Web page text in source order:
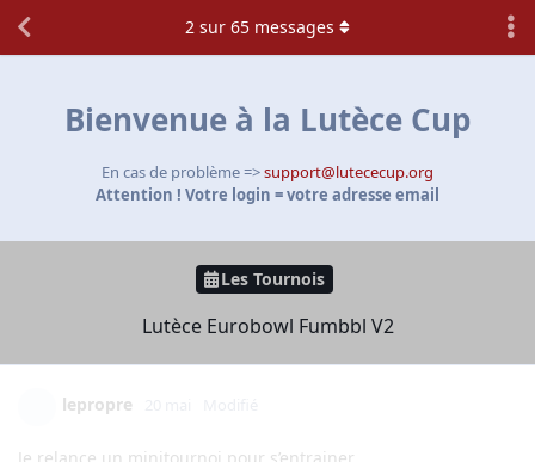
Bienvenue à la Lutèce Cup
En cas de problème =>support@lutececup.org
Attention ! Votre login = votre adresse email
Les Tournois
Lutèce Eurobowl Fumbbl V2
2 sur 65 messages
lepropre
Je relance un minitournoi pour s’entrainer.